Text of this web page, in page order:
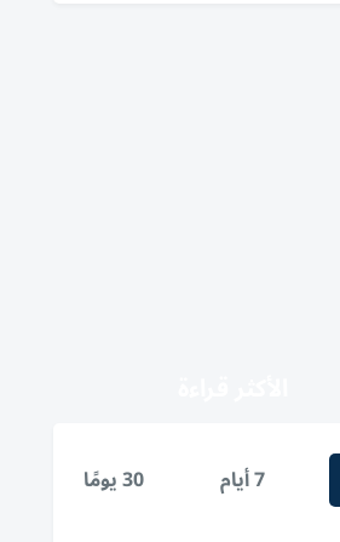
7 أيام 30 يومًا